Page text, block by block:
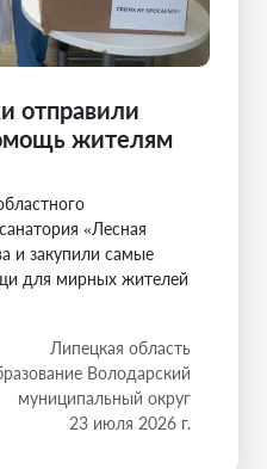
отправили
жителям
«Лесная
и закупили самые
для мирных жителей
Липецкая область
Володарский
муниципальный округ
23 июля 2026 г.